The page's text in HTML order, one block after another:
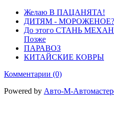
Желаю В ПАЦАНЯТА!
ДИТЯМ - МОРОЖЕНОЕ?
До этого СТАНЬ
Позже
ПАРАВОЗ
КИТАЙСКИЕ КОВРЫ
Комментарии (0)
Powered by Авто-М-